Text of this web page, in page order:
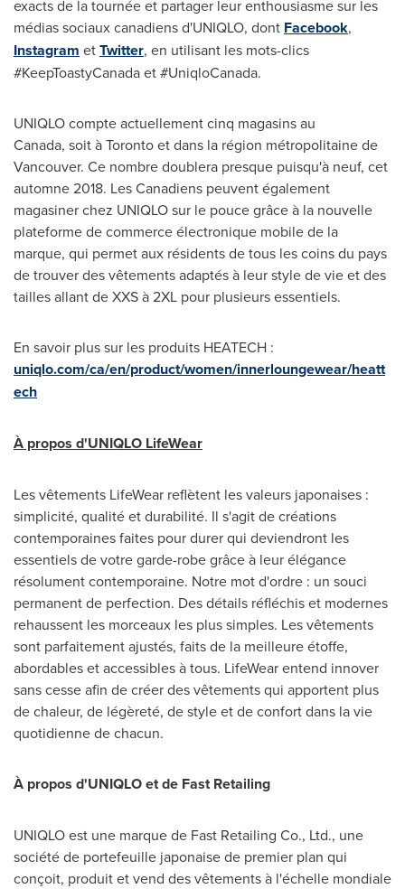
exacts de la tournée et partager leur enthousiasme sur les
médias sociaux canadiens d'UNIQLO, dont Facebook,
Instagram etTwitter, en utilisant les mots-clics
#KeepToastyCanada et #UniqloCanada.
UNIQLO compte actuellement cinq magasins au
Canada, soit àTorontoet dans la région métropolitaine de
Vancouver. Ce nombre doublera presque puisqu'à neuf, cet
automne 2018. Les Canadiens peuvent également
magasiner chez UNIQLO sur le pouce grâce à la nouvelle
plateforme de commerce électronique mobile de la
marque, qui permet aux résidents de tous les coins du pays
de trouver des vêtements adaptés à leur style de vie et des
tailles allant de XXS à 2XL pour plusieurs essentiels.
En savoir plus sur les produits HEATECH :
uniqlo.com/ca/en/product/women/innerloungewear/heatt
ech
À propos d'UNIQLO LifeWear
Les vêtements LifeWear reflètent les valeurs japonaises :
simplicité, qualité et durabilité. Il s'agit de créations
contemporaines faites pour durer qui deviendront les
essentiels de votre garde-robe grâce à leur élégance
résolument contemporaine. Notre mot d'ordre : un souci
permanent de perfection. Des détails réfléchis et modernes
rehaussent les morceaux les plus simples. Les vêtements
sont parfaitement ajustés, faits de la meilleure étoffe,
abordables et accessibles à tous. LifeWear entend innover
sans cesse afin de créer des vêtements qui apportent plus
de chaleur, de légèreté, de style et de confort dans la vie
quotidienne de chacun.
À propos d'UNIQLO et de Fast Retailing
UNIQLO est une marque de Fast Retailing Co., Ltd., une
société de portefeuille japonaise de premier plan qui
conçoit, produit et vend des vêtements à l'échelle mondiale